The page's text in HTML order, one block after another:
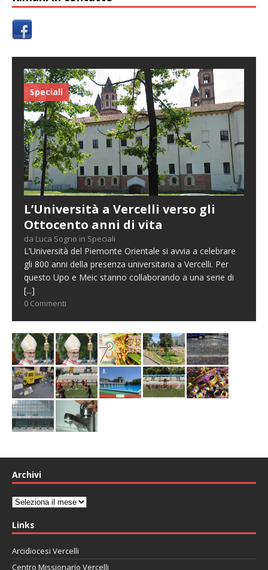
Speciali
L’Università a Vercelli verso gli
Ottocento anni di vita
da Luca Sogno in Speciali
L’Università del Piemonte Orientale si avvia a celebrare
gli 800 anni della presenza universitaria a Vercelli. Per
questo Upo e Meic stanno collaborando a una serie di
[...]
0 Commenti
Archivi
Archivi
Links
Arcidiocesi Vercelli
Centro Missionario Vercelli